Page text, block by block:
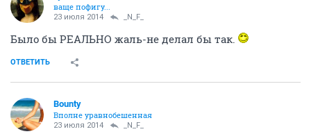
ваще пофигу...
23 июля 2014 _N_F_
Было бы РЕАЛЬНО жаль-не делал бы так.
ОТВЕТИТЬ
Bounty
Вполне уравнобешенная
23 июля 2014 _N_F_